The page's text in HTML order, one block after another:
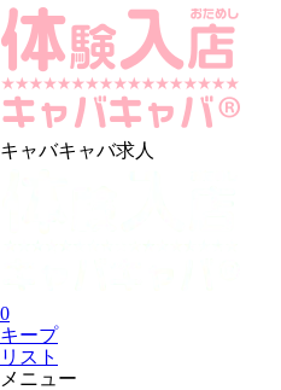
キャバキャバ求人
0
キープ
リスト
メニュー